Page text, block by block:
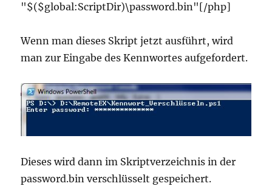
"$($global:ScriptDir)\password.bin"[/php]
Wenn man dieses Skript jetzt ausführt, wird
man zur Eingabe des Kennwortes aufgefordert.
Dieses wird dann im Skriptverzeichnis in der
password.bin verschlüsselt gespeichert.